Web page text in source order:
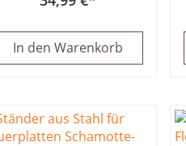
In den Warenkorb